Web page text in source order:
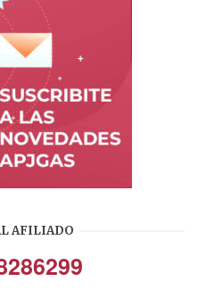
AFILIADO